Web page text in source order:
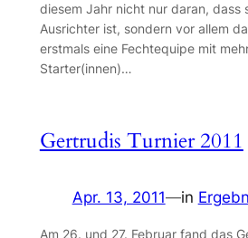
diesem Jahr nicht nur daran, dass
Ausrichter ist, sondern vor allem
erstmals eine Fechtequipe mit
Starter(innen)…
Gertrudis Turnier 2011
Apr. 13, 2011—in
Am 26. und 27. Februar fand das